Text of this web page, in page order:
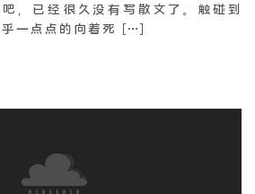
，已经很久没有写散文了。触碰到
一点点的向着死 […]